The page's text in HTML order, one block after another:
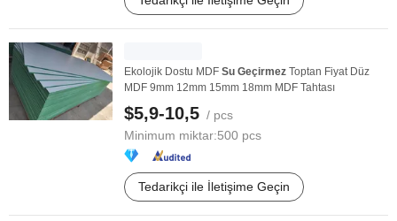
Ekolojik Dostu MDF Su Geçirmez Toptan Fiyat Düz
MDF 9mm 12mm 15mm 18mm MDF Tahtası
$5,9-10,5 / pcs
Minimum miktar:500 pcs
Tedarikçi ile İletişime Geçin